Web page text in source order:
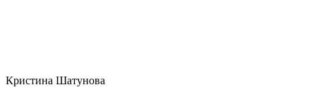
Кристина Шатунова